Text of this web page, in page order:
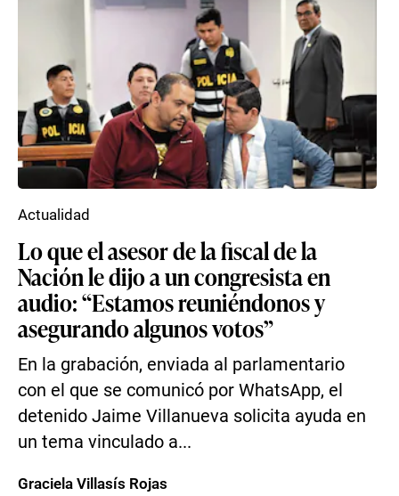
Lo que el asesor de la fiscal de la
Nación le dijo a un congresista en
audio: “Estamos reuniéndonos y
asegurando algunos votos”
En la grabación, enviada al parlamentario
con el que se comunicó por WhatsApp, el
detenido Jaime Villanueva solicita ayuda en
un tema vinculado a...
Actualidad
Graciela Villasís Rojas